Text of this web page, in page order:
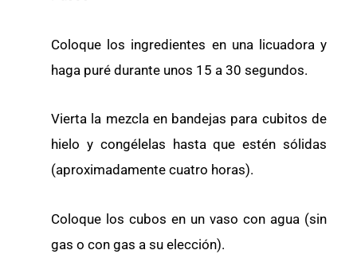
Coloque los ingredientes en una licuadora y
haga puré durante unos 15 a 30 segundos.
Vierta la mezcla en bandejas para cubitos de
hielo y congélelas hasta que estén sólidas
(aproximadamente cuatro horas).
Coloque los cubos en un vaso con agua (sin
gas o con gas a su elección).